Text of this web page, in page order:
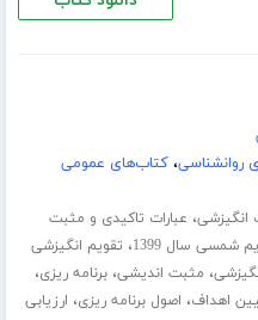
روانشناسی،کتاب‌های عمومی
انگیزشی، عبارات تاکیدی و مثبت
شمسی سال 1399 ، تقویم انگیزشی
، مثبت اندیشی،برنامه ریزی،
اهداف، اصول برنامه ریزی، ارزیابی